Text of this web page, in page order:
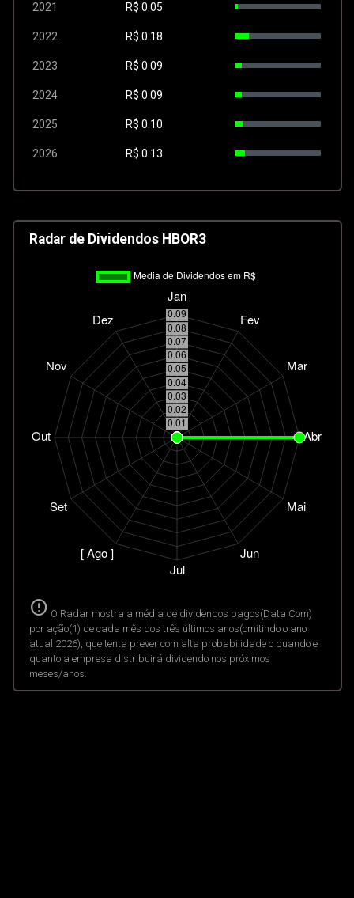
2021 R$ 0.05
2022 R$ 0.18
2023 R$ 0.09
2024 R$ 0.09
2025 R$ 0.10
2026 R$ 0.13
Radar de Dividendos HBOR3
error O Radar mostra a média de dividendos pagos(Data Com)
por ação(1) de cada mês dos três últimos anos(omitindo o ano
atual 2026), que tenta prever com alta probabilidade o quando e
quanto a empresa distribuirá dividendo nos próximos
meses/anos.